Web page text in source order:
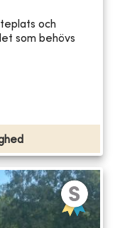
och
som behövs